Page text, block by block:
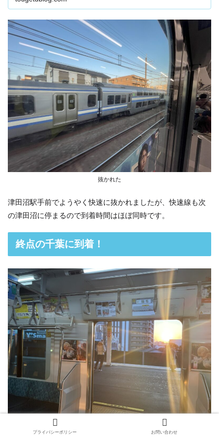
抜かれた
津田沼駅手前でようやく快速に抜かれましたが、快速線も次
の津田沼に停まるので到着時間はほぼ同時です。
終点の千葉に到着！
プライバシーポリシー お問い合わせ